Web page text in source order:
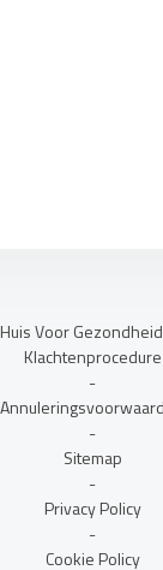
Voor
Klachtenprocedure
-
-
Sitemap
-
Privacy Policy
-
Cookie Policy